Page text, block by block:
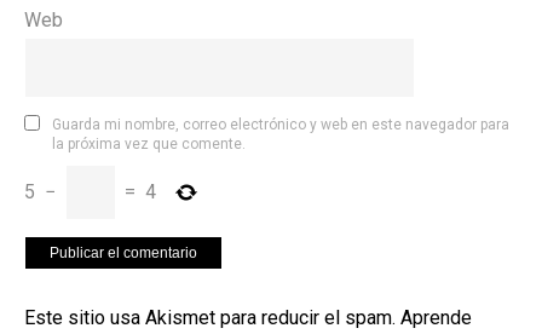
Web
Guarda mi nombre, correo electrónico y web en este navegador para
la próxima vez que comente.
5 − = 4
Este sitio usa Akismet para reducir el spam. Aprende